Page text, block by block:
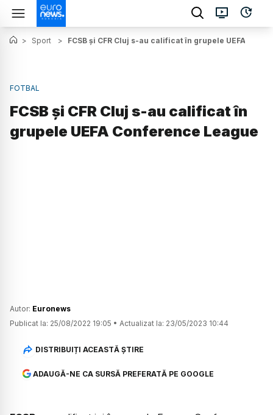
> Sport > FCSB și CFR Cluj s-au calificat în grupele UEFA
FOTBAL
FCSB și CFR Cluj s-au calificat în
grupele UEFA Conference League
Autor: Euronews
Publicat la: 25/08/2022 19:05 • Actualizat la: 23/05/2023 10:44
DISTRIBUIȚI ACEASTĂ ȘTIRE
ADAUGĂ-NE CA SURSĂ PREFERATĂ PE GOOGLE